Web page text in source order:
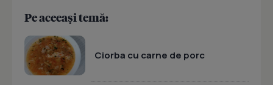
Pe aceeași temă:
Ciorba cu carne de porc